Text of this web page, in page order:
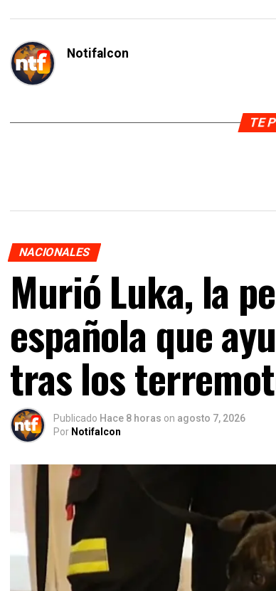
Notifalcon
TE
NACIONALES
Murió Luka, la
española que
tras los
Publicado Hace 8 horas on agosto 7, 2026
Por Notifalcon